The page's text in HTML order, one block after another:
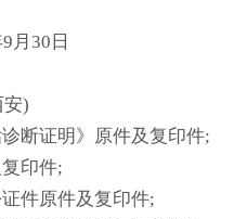
月30日
安)
断证明》原件及复印件;
印件;
件原件及复印件;